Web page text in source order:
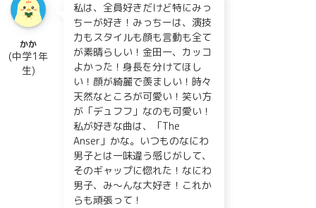
かか
(中学1年
生)
私は、全員好きだけど特にみっ
ちーが好き！みっちーは、演技
力もスタイルも顔も言動も全て
が素晴らしい！金田一、カッコ
よかった！身長を分けてほし
い！顔が綺麗で羨ましい！時々
天然なところが可愛い！笑い方
が「デュフフ」なのも可愛い！
私が好きな曲は、「The
Anser」かな。いつものなにわ
男子とは一味違う感じがして、
そのギャップに惚れた！なにわ
男子、み〜んな大好き！これか
らも頑張って！